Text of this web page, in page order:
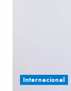
Internacional